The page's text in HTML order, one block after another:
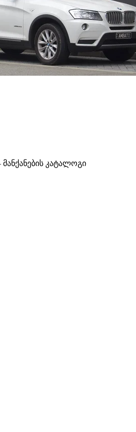
მანქანების კატალოგი